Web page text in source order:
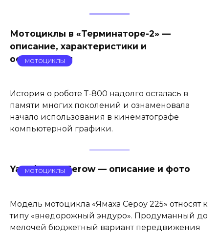
Мотоциклы в «Терминаторе-2» —
описание, характеристики и
особенности
МОТОЦИКЛЫ
История о роботе Т-800 надолго осталась в
памяти многих поколений и ознаменовала
начало использования в кинематографе
компьютерной графики.
Yamaha 225 Serow — описание и фото
МОТОЦИКЛЫ
Модель мотоцикла «Ямаха Сероу 225» относят к
типу «внедорожный эндуро». Продуманный до
мелочей бюджетный вариант передвижения